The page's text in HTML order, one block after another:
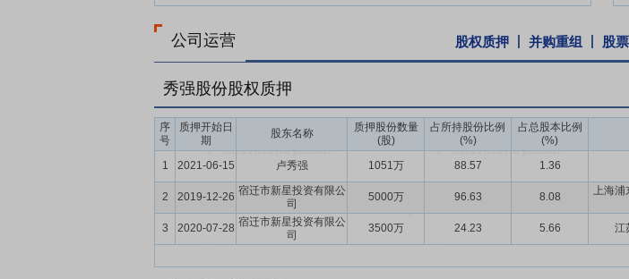
易对方新星投资以现金方式支付。公司拟通过本次交易置出幼儿教育板块业务,集
公司运营 股权质押 并购重组 股
秀强股份股权质押
序
号
质押开始日
期
股东名称
质押股份数量
(股)
占所持股份比例
(%)
占总股本比例
(%)
1 2021-06-15 卢秀强 1051万 88.57 1.36
2
2019-12-26 宿迁市新星投资有限公
司
5000万 96.63 8.08
上海浦
3
2020-07-28 宿迁市新星投资有限公
司
3500万 24.23 5.66 江